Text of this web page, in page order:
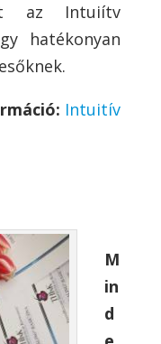
az Intuiítv
hatékonyan
Intuitív
M
in
d